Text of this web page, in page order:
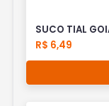
SUCO TIAL
R$ 6,49